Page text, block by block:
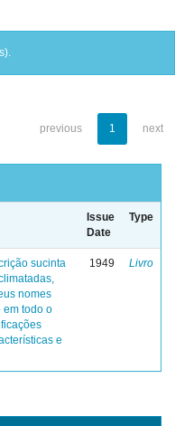
previous 1 next
Issue
Date
Type
sucinta
nomes
em todo o
e
1949 Livro